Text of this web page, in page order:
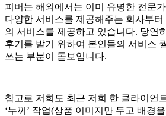
피버는 해외에서는 이미 유명한 전문
다양한 서비스를 제공해주는 회사부
의 서비스를 제공하고 있습니다. 당연
후기를 받기 위하여 본인들의 서비스
쓰는 부분이 돋보입니다.
참고로 저희도 최근 저희 한 클라이언
‘누끼’ 작업(상품 이미지만 두고 배경